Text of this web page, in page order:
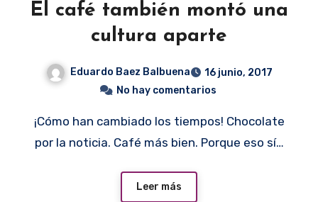
El café también montó una
cultura aparte
Eduardo Baez Balbuena
16 junio, 2017
No hay comentarios
¡Cómo han cambiado los tiempos! Chocolate
por la noticia. Café más bien. Porque eso sí…
Leer más